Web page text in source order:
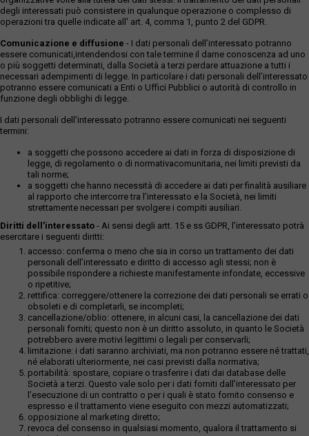
degli interessati può consistere in qualunque operazione o complesso di
operazioni tra quelle indicate all' art. 4, comma 1, punto 2 del GDPR.
Comunicazione e diffusione - I dati personali dell’interessato potranno
essere comunicati,intendendosi con tale termine il darne conoscenza ad uno
o più soggetti determinati, dalla Società a terzi perdare attuazione a tutti i
necessari adempimenti di legge. In particolare i dati personali dell’interessato
potranno essere comunicati a Enti o Uffici Pubblici o autorità di controllo in
funzione degli obblighi di legge.
I dati personali dell’interessato potranno essere comunicati nei seguenti
termini:
a soggetti che possono accedere ai dati in forza di disposizione di
legge, di regolamento o di normativacomunitaria, nei limiti previsti da
tali norme;
a soggetti che hanno necessità di accedere ai dati per finalità ausiliare
al rapporto che intercorre tra l’interessato e la Società, nei limiti
strettamente necessari per svolgere i compiti ausiliari.
Diritti dell’interessato - Ai sensi degli artt. 15 e ss GDPR, l’interessato potrà
esercitare i seguenti diritti:
accesso: conferma o meno che sia in corso un trattamento dei dati
personali dell’interessato e diritto di accesso agli stessi; non è
possibile rispondere a richieste manifestamente infondate, eccessive
o ripetitive;
rettifica: correggere/ottenere la correzione dei dati personali se errati o
obsoleti e di completarli, se incompleti;
cancellazione/oblio: ottenere, in alcuni casi, la cancellazione dei dati
personali forniti; questo non è un diritto assoluto, in quanto le Società
potrebbero avere motivi legittimi o legali per conservarli;
limitazione: i dati saranno archiviati, ma non potranno essere né trattati,
né elaborati ulteriormente, nei casi previsti dalla normativa;
portabilità: spostare, copiare o trasferire i dati dai database delle
Società a terzi. Questo vale solo per i dati forniti dall’interessato per
l’esecuzione di un contratto o per i quali è stato fornito consenso e
espresso e il trattamento viene eseguito con mezzi automatizzati;
opposizione al marketing diretto;
revoca del consenso in qualsiasi momento, qualora il trattamento si